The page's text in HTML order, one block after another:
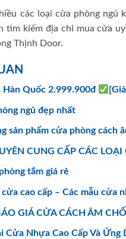
các loại cửa phòng
tìm kiếm địa chỉ mua cửa
Thịnh Door.
Hàn Quốc 2.999.900đ
ngủ đẹp nhất
sản phẩm cửa phòng cách
CUNG CẤP CÁC
tắm giá rẻ
cao cấp – Các mẫu cửa
GIÁ CỬA CÁCH ÂM
Cửa Nhựa Cao Cấp Và Ứng